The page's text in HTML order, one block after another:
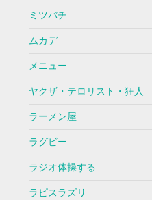
ミツバチ
ムカデ
メニュー
ヤクザ・テロリスト・狂人
ラーメン屋
ラグビー
ラジオ体操する
ラピスラズリ